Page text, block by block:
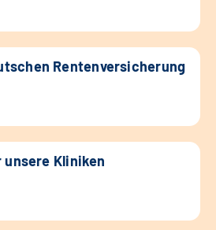
Rentenversicherung
Kliniken